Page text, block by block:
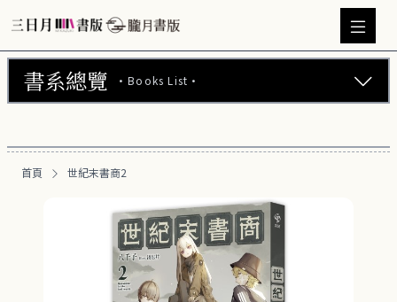
書系總覽 ·Books List·
朧月書版 (275)
周邊商品 (260)
首頁 世紀末書商2